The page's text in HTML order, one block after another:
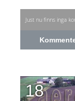
Just nu finns inga
18